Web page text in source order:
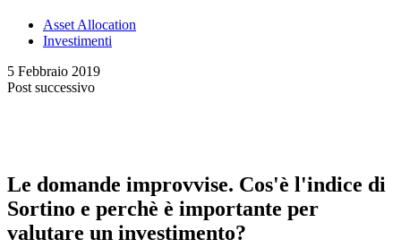
Asset Allocation
Investimenti
5 Febbraio 2019
Post successivo
Le domande improvvise. Cos'è l'indice di
Sortino e perchè è importante per
valutare un investimento?